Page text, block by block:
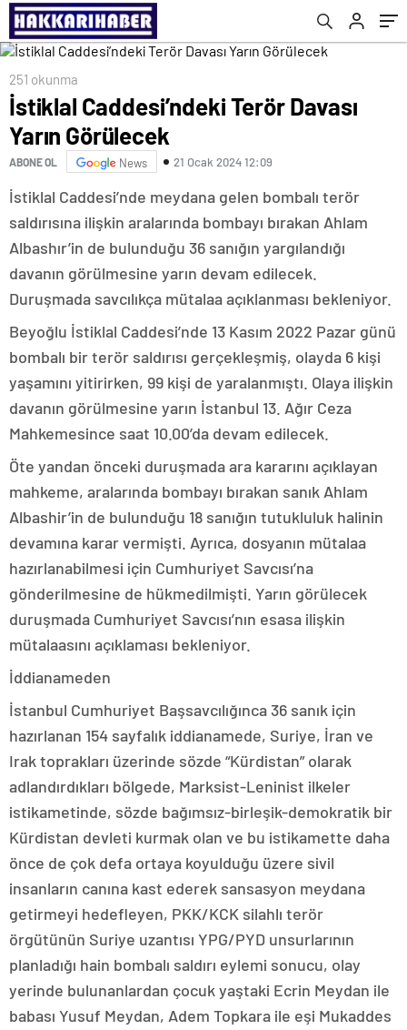
251 okunma
İstiklal Caddesi’ndeki Terör Davası
Yarın Görülecek
ABONE OL News 21 Ocak 2024 12:09
İstiklal Caddesi’nde meydana gelen bombalı terör
saldırısına ilişkin aralarında bombayı bırakan Ahlam
Albashır’in de bulunduğu 36 sanığın yargılandığı
davanın görülmesine yarın devam edilecek.
Duruşmada savcılıkça mütalaa açıklanması bekleniyor.
Beyoğlu İstiklal Caddesi’nde 13 Kasım 2022 Pazar günü
bombalı bir terör saldırısı gerçekleşmiş, olayda 6 kişi
yaşamını yitirirken, 99 kişi de yaralanmıştı. Olaya ilişkin
davanın görülmesine yarın İstanbul 13. Ağır Ceza
Mahkemesince saat 10.00’da devam edilecek.
Öte yandan önceki duruşmada ara kararını açıklayan
mahkeme, aralarında bombayı bırakan sanık Ahlam
Albashir’in de bulunduğu 18 sanığın tutukluluk halinin
devamına karar vermişti. Ayrıca, dosyanın mütalaa
hazırlanabilmesi için Cumhuriyet Savcısı’na
gönderilmesine de hükmedilmişti. Yarın görülecek
duruşmada Cumhuriyet Savcısı’nın esasa ilişkin
mütalaasını açıklaması bekleniyor.
İddianameden
İstanbul Cumhuriyet Başsavcılığınca 36 sanık için
hazırlanan 154 sayfalık iddianamede, Suriye, İran ve
Irak toprakları üzerinde sözde “Kürdistan” olarak
adlandırdıkları bölgede, Marksist-Leninist ilkeler
istikametinde, sözde bağımsız-birleşik-demokratik bir
Kürdistan devleti kurmak olan ve bu istikamette daha
önce de çok defa ortaya koyulduğu üzere sivil
insanların canına kast ederek sansasyon meydana
getirmeyi hedefleyen, PKK/KCK silahlı terör
örgütünün Suriye uzantısı YPG/PYD unsurlarının
planladığı hain bombalı saldırı eylemi sonucu, olay
yerinde bulunanlardan çocuk yaştaki Ecrin Meydan ile
babası Yusuf Meydan, Adem Topkara ile eşi Mukaddes